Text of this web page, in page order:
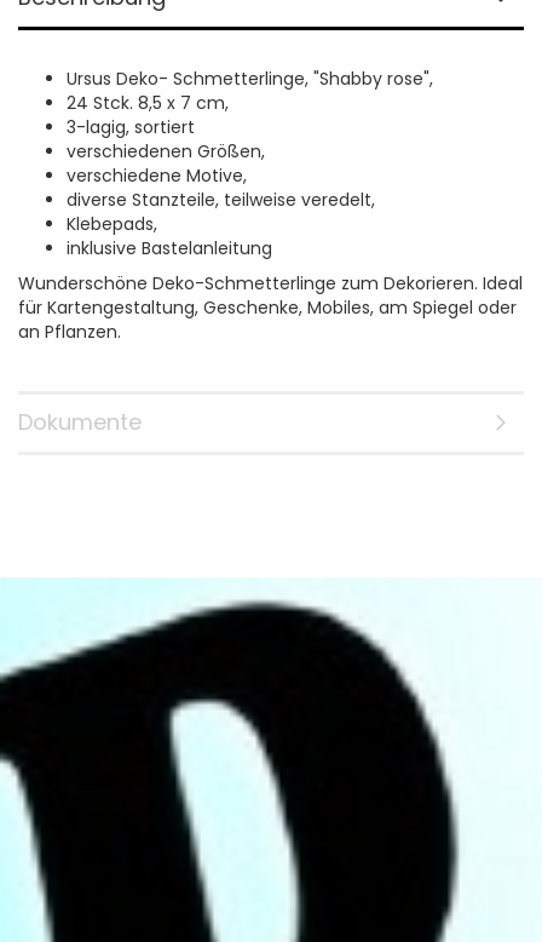
Ursus Deko- Schmetterlinge, "Shabby rose",
24 Stck. 8,5 x 7 cm,
3-lagig, sortiert
verschiedenen Größen,
verschiedene Motive,
diverse Stanzteile, teilweise veredelt,
Klebepads,
inklusive Bastelanleitung
Wunderschöne Deko-Schmetterlinge zum Dekorieren. Ideal
für Kartengestaltung, Geschenke, Mobiles, am Spiegel oder
an Pflanzen.
Dokumente